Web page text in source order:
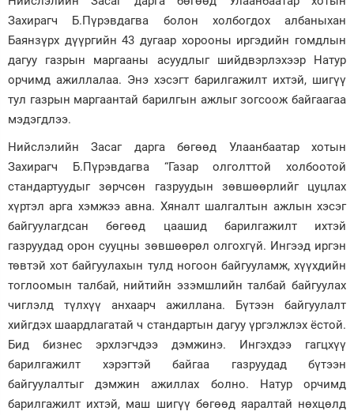
Зурхай
Захирагч Б.Пүрэвдагва болон холбогдох албаныхан
Баянзүрх дүүргийн 43 дугаар хорооны иргэдийн гомдлын
дагуу газрын маргааны асуудлыг шийдвэрлэхээр Натур
орчимд ажиллалаа. Энэ хэсэгт барилгажилт ихтэй, шигүү
тул газрын маргаантай барилгын ажлыг зогсоож байгаагаа
мэдэгдлээ.
Нийслэлийн Засаг дарга бөгөөд Улаанбаатар хотын
Захирагч Б.Пүрэвдагва “Газар олголттой холбоотой
стандартуудыг зөрчсөн газруудын зөвшөөрлийг цуцлах
хүртэл арга хэмжээ авна. Хяналт шалгалтын ажлын хэсэг
байгуулагдсан бөгөөд цаашид барилгажилт ихтэй
газруудад орон сууцны зөвшөөрөл олгохгүй. Ингээд иргэн
төвтэй хот байгуулахын тулд ногоон байгууламж, хүүхдийн
тоглоомын талбай, нийтийн эзэмшлийн талбай байгуулах
чиглэлд түлхүү анхаарч ажиллана. Бүтээн байгуулалт
хийгдэх шаардлагатай ч стандартын дагуу үргэлжлэх ёстой.
Бид бизнес эрхлэгчдээ дэмжинэ. Ингэхдээ гагцхүү
барилгажилт хэрэгтэй байгаа газруудад бүтээн
байгуулалтыг дэмжин ажиллах болно. Натур орчимд
барилгажилт ихтэй, маш шигүү бөгөөд яаралтай нөхцөлд